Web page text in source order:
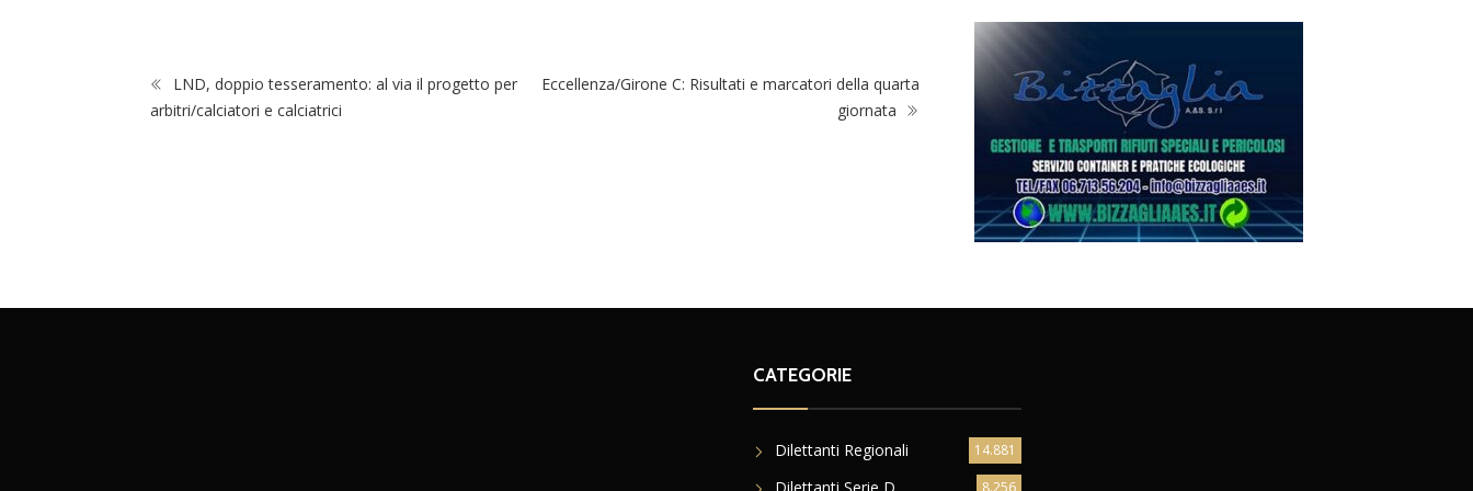
LND, doppio tesseramento: al via il progetto per
arbitri/calciatori e calciatrici
Eccellenza/Girone C: Risultati e marcatori della quarta
giornata
CATEGORIE
Dilettanti Regionali 14.881
8.256